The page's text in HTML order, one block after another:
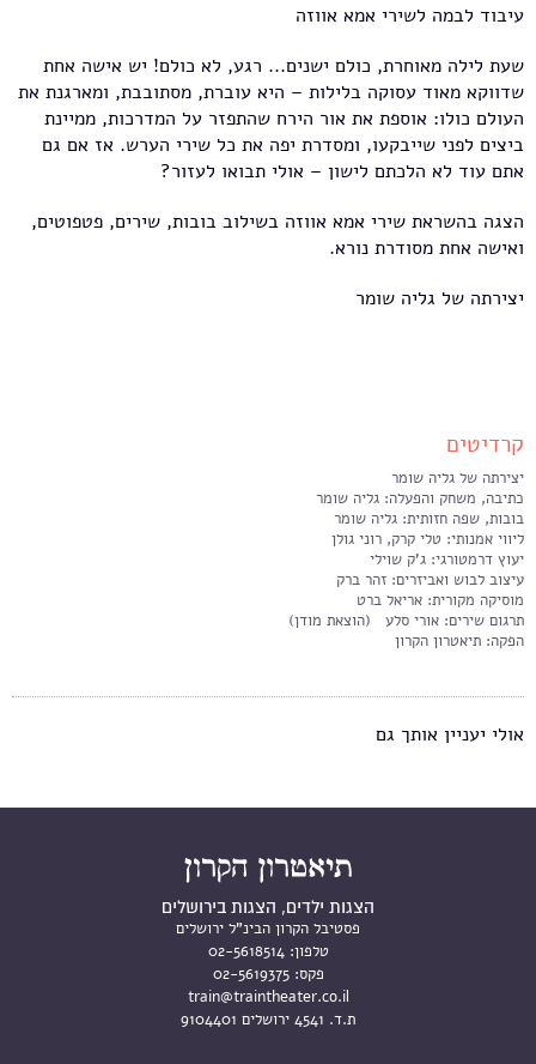
עיבוד לבמה לשירי אמא אווזה
שעת לילה מאוחרת, כולם ישנים... רגע, לא כולם! יש אישה אחת
שדווקא מאוד עסוקה בלילות – היא עוברת, מסתובבת, ומארגנת את
העולם כולו: אוספת את אור הירח שהתפזר על המדרכות, ממיינת
ביצים לפני שייבקעו, ומסדרת יפה את כל שירי הערש. אז אם גם
אתם עוד לא הלכתם לישון – אולי תבואו לעזור?
הצגה בהשראת שירי אמא אווזה בשילוב בובות, שירים, פטפוטים,
ואישה אחת מסודרת נורא.
יצירתה של גליה שומר
קרדיטים
יצירתה של גליה שומר
כתיבה, משחק והפעלה: גליה שומר
בובות, שפה חזותית: גליה שומר
ליווי אמנותי: טלי קרק, רוני גולן
יעוץ דרמטורגי: ג'ק שוילי
עיצוב לבוש ואביזרים: זהר ברק
מוסיקה מקורית: אריאל ברט
תרגום שירים: אורי סלע (הוצאת מודן)
הפקה: תיאטרון הקרון
אולי יעניין אותך גם
הצגות ילדים, הצגות בירושלים
פסטיבל הקרון הבינ"ל ירושלים
טלפון: 02-5618514
פקס: 02-5619375
train@traintheater.co.il
ת.ד. 4541 ירושלים 9104401